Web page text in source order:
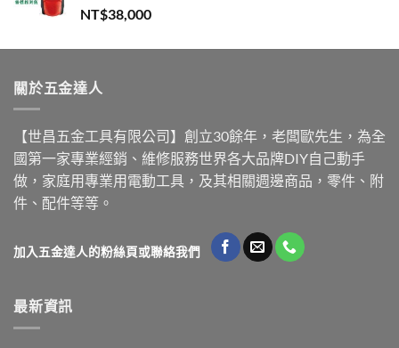
NT$38,000
關於五金達人
【世昌五金工具有限公司】創立30餘年，老闆歐先生，為全
國第一家專業經銷、維修服務世界各大品牌DIY自己動手
做，家庭用專業用電動工具，及其相關週邊商品，零件、附
件、配件等等。
加入五金達人的粉絲頁或聯絡我們
最新資訊